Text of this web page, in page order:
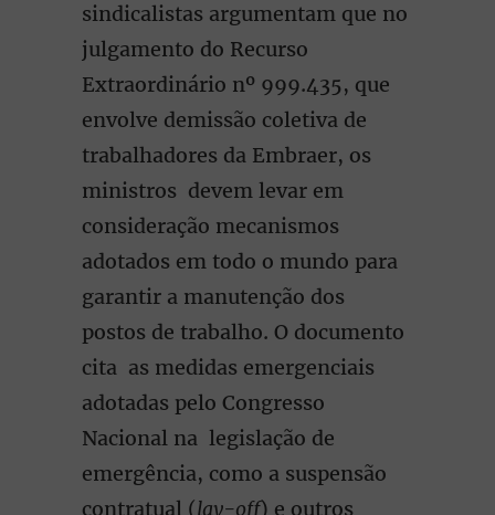
sindicalistas argumentam que no
julgamento do Recurso
Extraordinário nº 999.435, que
envolve demissão coletiva de
trabalhadores da Embraer, os
ministros devem levar em
consideração mecanismos
adotados em todo o mundo para
garantir a manutenção dos
postos de trabalho. O documento
cita as medidas emergenciais
adotadas pelo Congresso
Nacional na legislação de
emergência, como a suspensão
contratual (lay-off) e outros